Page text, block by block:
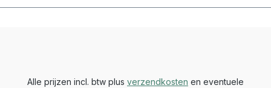
Alle prijzen incl. btw plus verzendkosten en eventuele